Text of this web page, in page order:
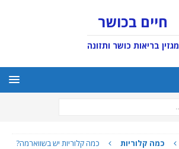
חיים בכושר
מגזין בריאות כושר ותזונה
כמה קלוריות כמה קלוריות יש בשווארמה?